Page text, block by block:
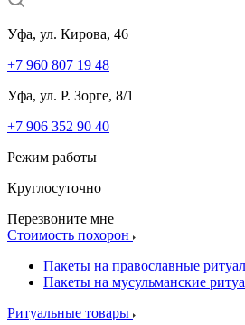
Уфа, ул. Кирова, 46
+7 960 807 19 48
Уфа, ул. Р. Зорге, 8/1
+7 906 352 90 40
Режим работы
Круглосуточно
Перезвоните мне
Стоимость похорон
Пакеты на православные
Пакеты на мусульманские
Ритуальные товары